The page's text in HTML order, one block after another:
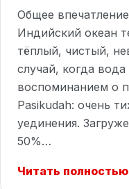
Общее
Индийский океан
тёплый, чистый,
случай, когда
воспоминанием о
Pasikudah: очень
уединения.
50%…
Читать полностью